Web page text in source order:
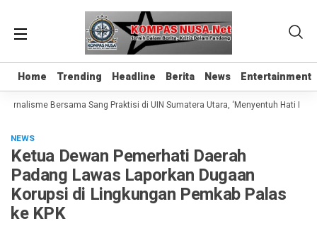
Home Trending Headline Berita News Entertainment
Home Trending Headline Berita News Entertainment
Bersama Sang Praktisi di UIN Sumatera Utara, ‘Menyentuh Hati Lewat
NEWS
Ketua Dewan Pemerhati Daerah
Padang Lawas Laporkan Dugaan
Korupsi di Lingkungan Pemkab Palas
ke KPK